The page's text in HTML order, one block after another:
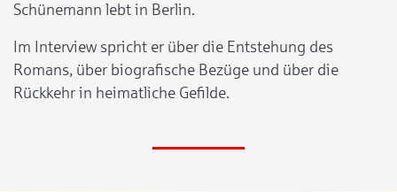
Schünemann lebt in Berlin.
Im Interview spricht er über die Entstehung des
Romans, über biografische Bezüge und über die
Rückkehr in heimatliche Gefilde.